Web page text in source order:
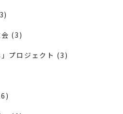
会 (3)
プロジェクト (3)